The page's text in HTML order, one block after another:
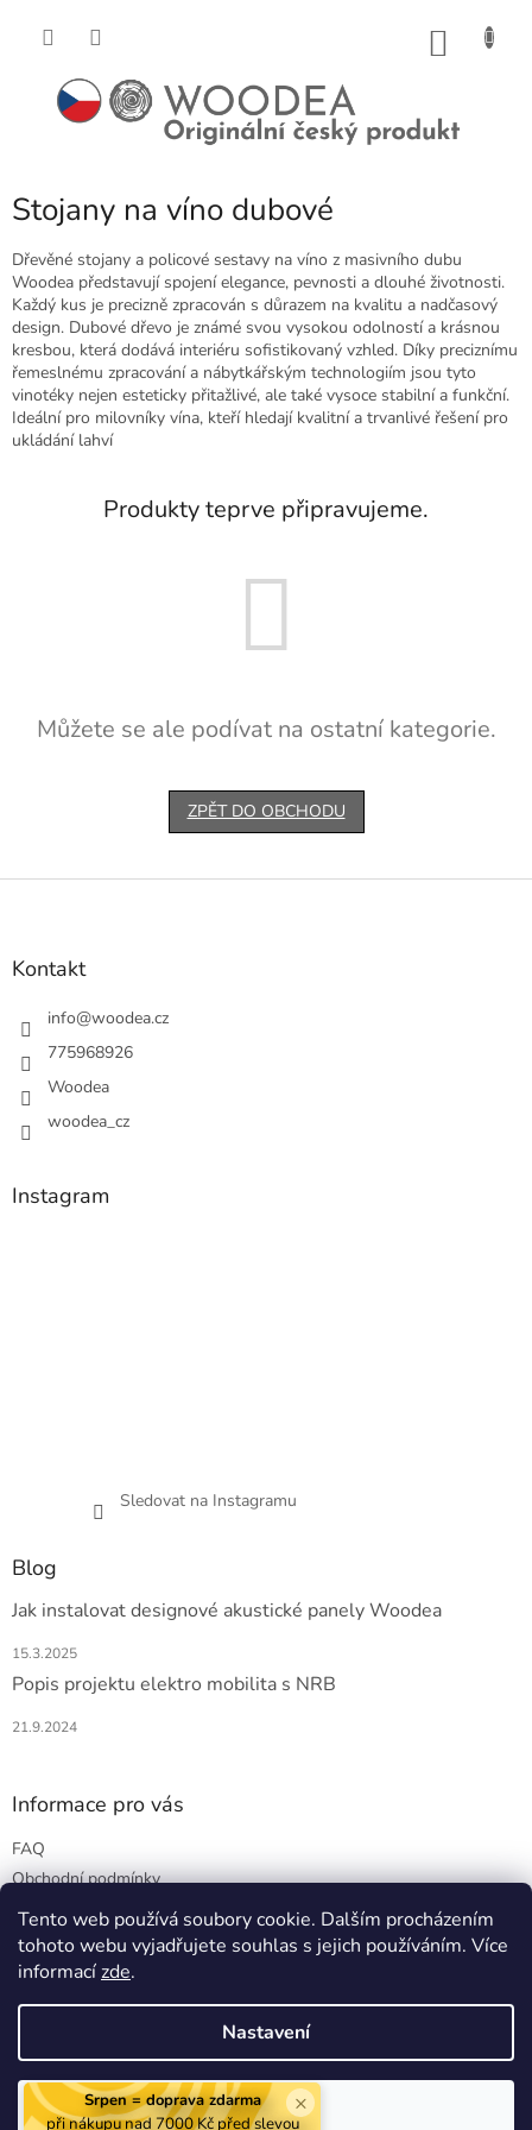
Tento web používá soubory cookie. Dalším procházením
tohoto webu vyjadřujete souhlas s jejich používáním. Více
informacízde.
Nastavení
Souhlasím
Stojany na víno dubové
Dřevěné stojany a policové sestavy na víno z masivního dubu
Woodea představují spojení elegance, pevnosti a dlouhé životnosti.
Každý kus je precizně zpracován s důrazem na kvalitu a nadčasový
design. Dubové dřevo je známé svou vysokou odolností a krásnou
kresbou, která dodává interiéru sofistikovaný vzhled. Díky preciznímu
řemeslnému zpracování a nábytkářským technologiím jsou tyto
vinotéky nejen esteticky přitažlivé, ale také vysoce stabilní a funkční.
Ideální pro milovníky vína, kteří hledají kvalitní a trvanlivé řešení pro
ukládání lahví
Produkty teprve připravujeme.
Můžete se ale podívat na ostatní kategorie.
ZPĚT DO OBCHODU
Z
Kontakt
info@woodea.cz
775968926
Woodea
woodea_cz
Instagram
Sledovat na Instagramu
Blog
Jak instalovat designové akustické panely Woodea
15.3.2025
Popis projektu elektro mobilita s NRB
21.9.2024
Informace pro vás
FAQ
Obchodní podmínky
Podmínky ochrany osobních údajů
Vytvořil Shoptet
Copyright 2026Woodea. Všechna práva vyhrazena.Upravit
nastavení cookies
×
Srpen = doprava zdarma
při nákupu nad 7000 Kč před slevou